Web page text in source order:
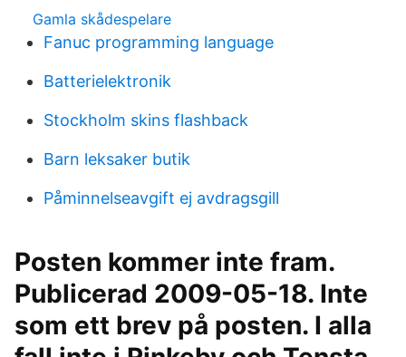
Gamla skådespelare
Fanuc programming language
Batterielektronik
Stockholm skins flashback
Barn leksaker butik
Påminnelseavgift ej avdragsgill
Posten kommer inte fram.
Publicerad 2009-05-18. Inte
som ett brev på posten. I alla